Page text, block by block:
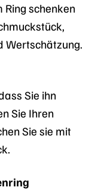
Ring schenken
Wertschätzung.
Sie ihn
Sie Ihren
Sie sie mit